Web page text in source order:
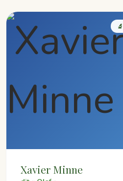
Xavier Minne